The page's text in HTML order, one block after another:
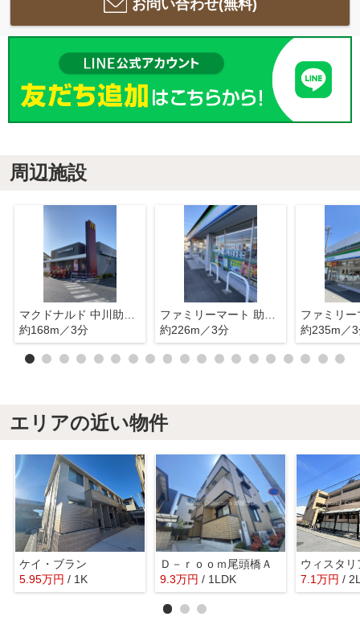
お問い合わせ(無料)
周辺施設
約168m／3分
約226m／3分
約235m／
エリアの近い物件
ケイ・ブラン
5.95万円 / 1K
Ｄ－ｒｏｏｍ尾頭橋Ａ
9.3万円 / 1LDK
ウィスタリ
7.1万円 /